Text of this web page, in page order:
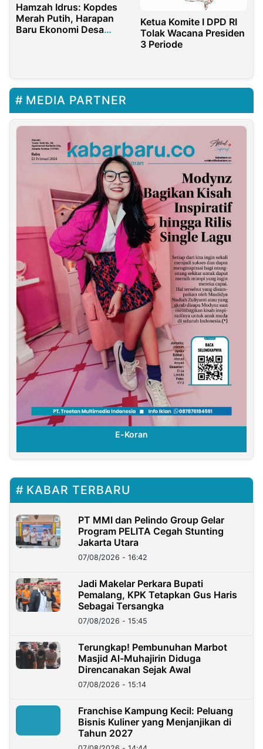
Hamzah Idrus: Kopdes
Merah Putih, Harapan
Baru Ekonomi Desa
Ketua Komite I DPD RI
Tolak Wacana Presiden
3 Periode
MEDIA PARTNER
E-Koran
KABAR TERBARU
PT MMI dan Pelindo Group Gelar
Program PELITA Cegah Stunting
Jakarta Utara
07/08/2026 - 16:42
Jadi Makelar Perkara Bupati
Pemalang, KPK Tetapkan Gus Haris
Sebagai Tersangka
07/08/2026 - 15:45
Terungkap! Pembunuhan Marbot
Masjid Al-Muhajirin Diduga
Direncanakan Sejak Awal
07/08/2026 - 15:14
Franchise Kampung Kecil: Peluang
Bisnis Kuliner yang Menjanjikan di
Tahun 2027